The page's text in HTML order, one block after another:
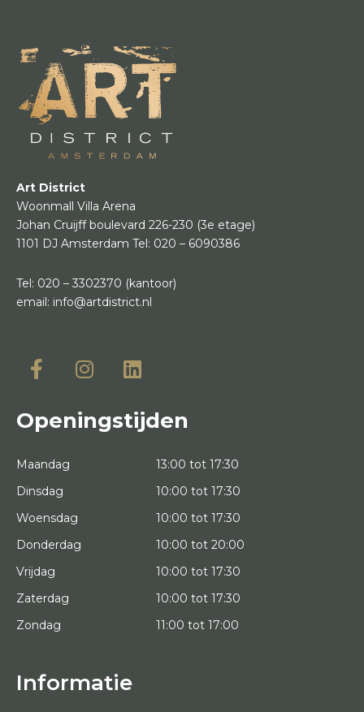
Art District
Woonmall Villa Arena
Johan Cruijff boulevard 226-230 (3e etage)
1101 DJ Amsterdam Tel: 020 – 6090386
Tel: 020 – 3302370 (kantoor)
email: info@artdistrict.nl
Openingstijden
Maandag
13:00 tot 17:30
Dinsdag
10:00 tot 17:30
Woensdag
10:00 tot 17:30
Donderdag
10:00 tot 20:00
Vrijdag
10:00 tot 17:30
Zaterdag
10:00 tot 17:30
Zondag
11:00 tot 17:00
Informatie